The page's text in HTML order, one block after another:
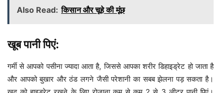
Also Read: किसान और चूहे की मूंछ
खूब पानी पिएं:
गर्मी से आपको पसीना ज्यादा आता है, जिससे आपका शरीर डिहाइड्रेट हो जाता है
और आपको बुखार और ठंड लगने जैसी परेशानी का सबब झेलना पड़ सकता है।